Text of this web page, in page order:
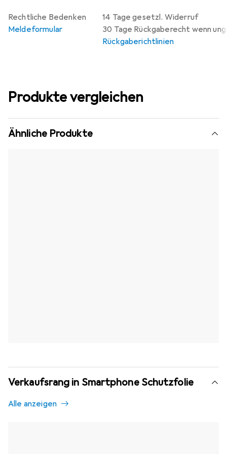
14 Tage gesetzl. Widerruf
30 Tage Rückgaberecht wenn
Rückgaberichtlinien
Rechtliche Bedenken
Meldeformular
Produkte vergleichen
Ähnliche Produkte
Verkaufsrang in Smartphone Schutzfolie
Alle anzeigen